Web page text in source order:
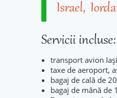
Israel
Servicii incluse:
transport avion
taxe de aeroport,
bagaj de cală de
bagaj de mână de